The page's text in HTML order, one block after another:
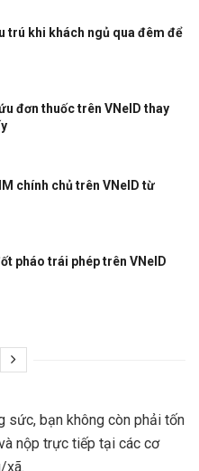
trú khi khách ngủ qua đêm để
đơn thuốc trên VNeID thay
chính chủ trên VNeID từ
pháo trái phép trên VNeID
sức, bạn không còn phải tốn
nộp trực tiếp tại các cơ
xã.